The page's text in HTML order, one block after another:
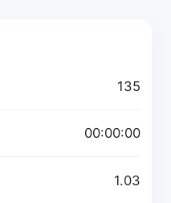
135
00:00:00
1.03